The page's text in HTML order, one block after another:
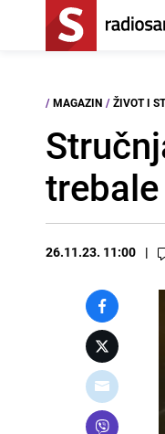
/ MAGAZIN / ŽIVOT I
26.11.23. 11:00